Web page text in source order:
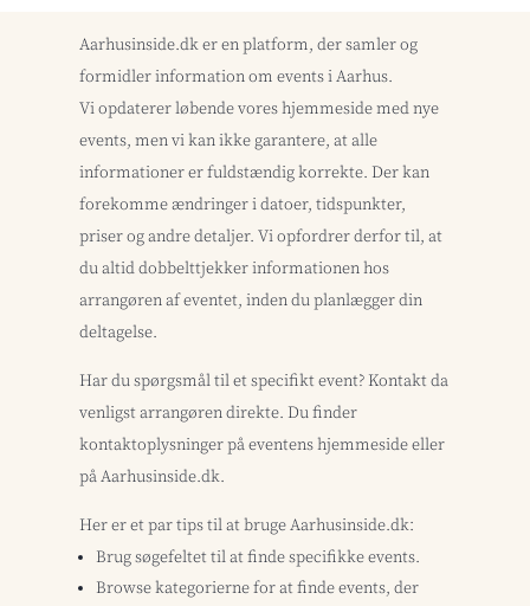
Aarhusinside.dk er en platform, der samler og
formidler information om events i Aarhus.
Vi opdaterer løbende vores hjemmeside med nye
events, men vi kan ikke garantere, at alle
informationer er fuldstændig korrekte. Der kan
forekomme ændringer i datoer, tidspunkter,
priser og andre detaljer. Vi opfordrer derfor til, at
du altid dobbelttjekker informationen hos
arrangøren af eventet, inden du planlægger din
deltagelse.
Har du spørgsmål til et specifikt event? Kontakt da
venligst arrangøren direkte. Du finder
kontaktoplysninger på eventens hjemmeside eller
på Aarhusinside.dk.
Her er et par tips til at bruge Aarhusinside.dk:
Brug søgefeltet til at finde specifikke events.
Browse kategorierne for at finde events, der